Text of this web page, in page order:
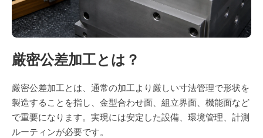
厳密公差加工とは？
厳密公差加工とは、通常の加工より厳しい寸法管理で形状を
製造することを指し、金型合わせ面、組立界面、機能面など
で重要になります。実現には安定した設備、環境管理、計測
ルーティンが必要です。